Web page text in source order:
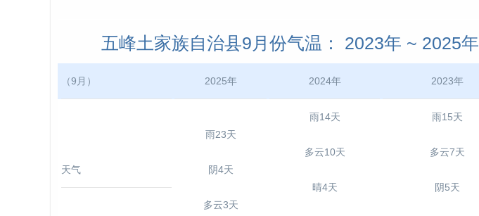
五峰土家族自治县9月份气温： 2023年 ~ 2025年
（9月） 2025年 2024年 2023年
天气
雨23天
阴4天
多云3天
雨14天
多云10天
晴4天
雨15天
多云7天
阴5天